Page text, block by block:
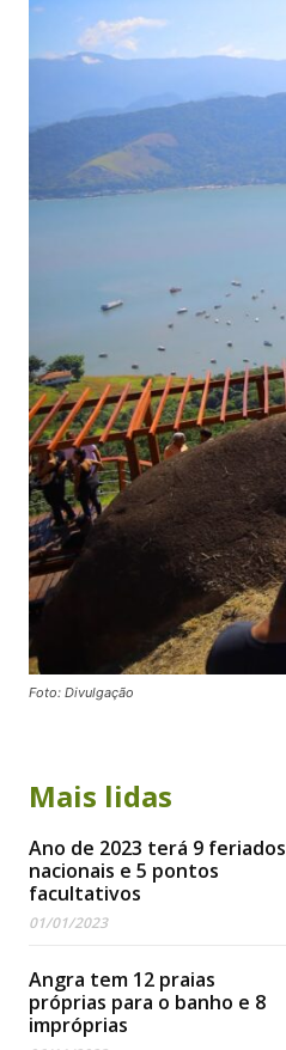
Foto: Divulgação
Mais lidas
Ano de 2023 terá 9 feriados
nacionais e 5 pontos
facultativos
01/01/2023
Angra tem 12 praias
próprias para o banho e 8
impróprias